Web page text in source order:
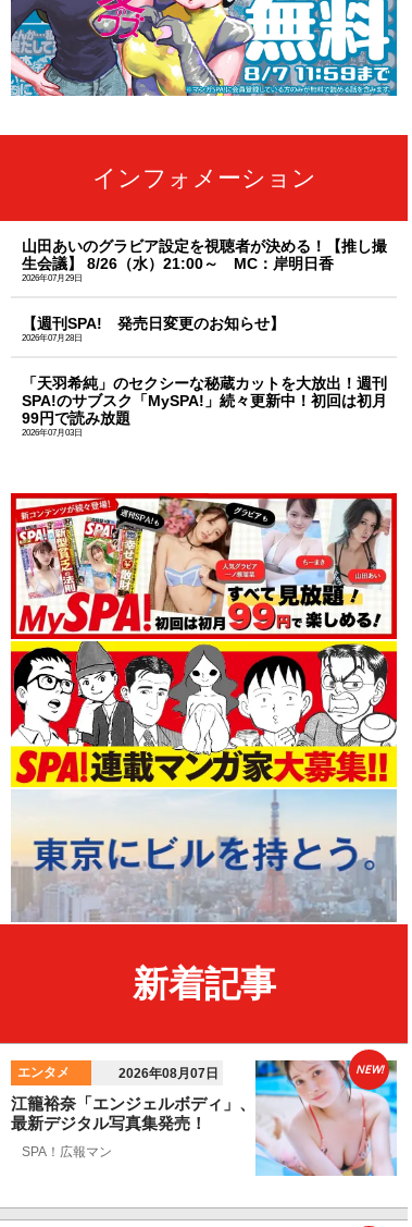
インフォメーション
山田あいのグラビア設定を視聴者が決める！【推し撮
生会議】 8/26（水）21:00～ MC：岸明日香
2026年07月29日
【週刊SPA! 発売日変更のお知らせ】
2026年07月28日
「天羽希純」のセクシーな秘蔵カットを大放出！週刊
SPA!のサブスク「MySPA!」続々更新中！初回は初月
99円で読み放題
2026年07月03日
新着記事
エンタメ 2026年08月07日
江籠裕奈「エンジェルボディ」、
最新デジタル写真集発売！
SPA！広報マン
NEW!